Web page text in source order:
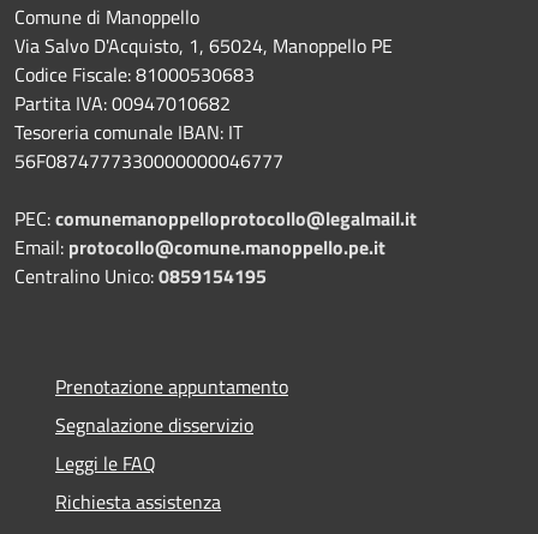
Comune di Manoppello
Via Salvo D'Acquisto, 1, 65024, Manoppello PE
Codice Fiscale: 81000530683
Partita IVA: 00947010682
Tesoreria comunale IBAN: IT
56F0874777330000000046777
PEC:comunemanoppelloprotocollo@legalmail.it
Email: protocollo@comune.manoppello.pe.it
Centralino Unico:0859154195
Prenotazione appuntamento
Segnalazione disservizio
Leggi le FAQ
Richiesta assistenza